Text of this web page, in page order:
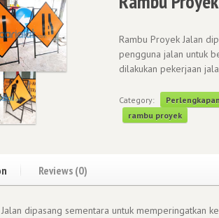
Rambu Proyek Jalan
pengguna jalan untuk
dilakukan pekerjaan
Category:
rambu proyek
Reviews (0)
dipasang sementara untuk memperingatkan